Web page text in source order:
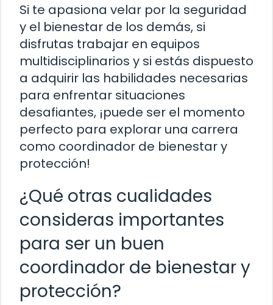
Si te apasiona velar por la seguridad
y el bienestar de los demás, si
disfrutas trabajar en equipos
multidisciplinarios y si estás dispuesto
a adquirir las habilidades necesarias
para enfrentar situaciones
desafiantes, ¡puede ser el momento
perfecto para explorar una carrera
como coordinador de bienestar y
protección!
¿Qué otras cualidades
consideras importantes
para ser un buen
coordinador de bienestar y
protección?